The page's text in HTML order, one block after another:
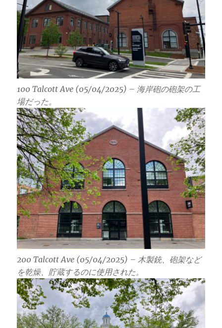
100 Talcott Ave (05/04/2025) – 海岸砲の砲架の工
場だった。
200 Talcott Ave (05/04/2025) – 木製銃、砲架など
を乾燥、貯蔵するのに使用された。